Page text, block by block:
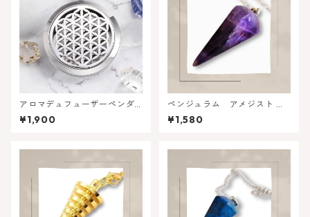
アロマデュフューザーペンダ
ントヘッド・神聖幾何学フラ
ワーオブライフ
¥1,900
ペンジュラム アメジスト 六
角形
¥1,580